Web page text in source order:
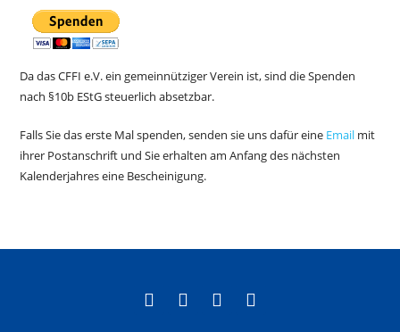
Da das CFFI e.V. ein gemeinnütziger Verein ist, sind die Spenden
nach §10b EStG steuerlich absetzbar.
Falls Sie das erste Mal spenden, senden sie uns dafür eine Email mit
ihrer Postanschrift und Sie erhalten am Anfang des nächsten
Kalenderjahres eine Bescheinigung.